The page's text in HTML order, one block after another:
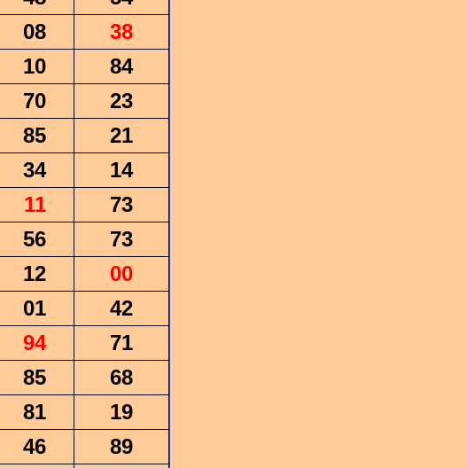
08
38
10
84
70
23
85
21
34
14
11
73
56
73
12
00
01
42
94
71
85
68
81
19
46
89